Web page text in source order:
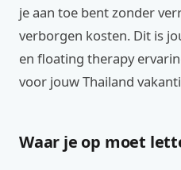
je aan toe bent zonder
verborgen kosten. Dit is
en floating therapy
voor jouw Thailand
Waar je op moet